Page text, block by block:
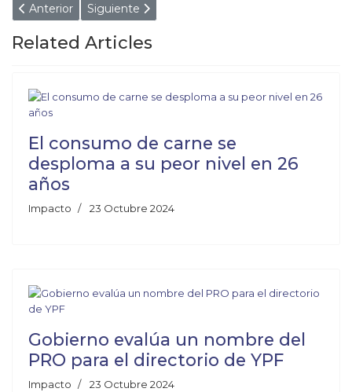
Artículo anterior: Lacoste sigue pagando a un ex
Anterior Artículo siguiente: Gendarmes manejaban
Siguiente
Related Articles
El consumo de carne se
desploma a su peor nivel en 26
años
Impacto 23 Octubre 2024
Gobierno evalúa un nombre del
PRO para el directorio de YPF
Impacto 23 Octubre 2024